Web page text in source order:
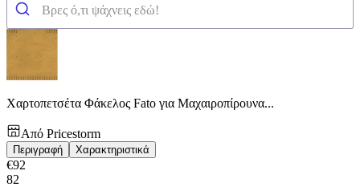
Χαρτοπετσέτα Φάκελος Fato για Μαχαιροπίρουνα...
Από Pricestorm
Περιγραφή Χαρακτηριστικά
€92
82